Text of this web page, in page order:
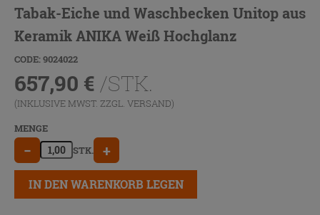
Tabak-Eiche und Waschbecken Unitop aus
Keramik ANIKA Weiß Hochglanz
CODE: 9024022
657,90 € /STK.
(INKLUSIVE MWST. ZZGL. VERSAND)
MENGE
− STK. +
IN DEN WARENKORB LEGEN